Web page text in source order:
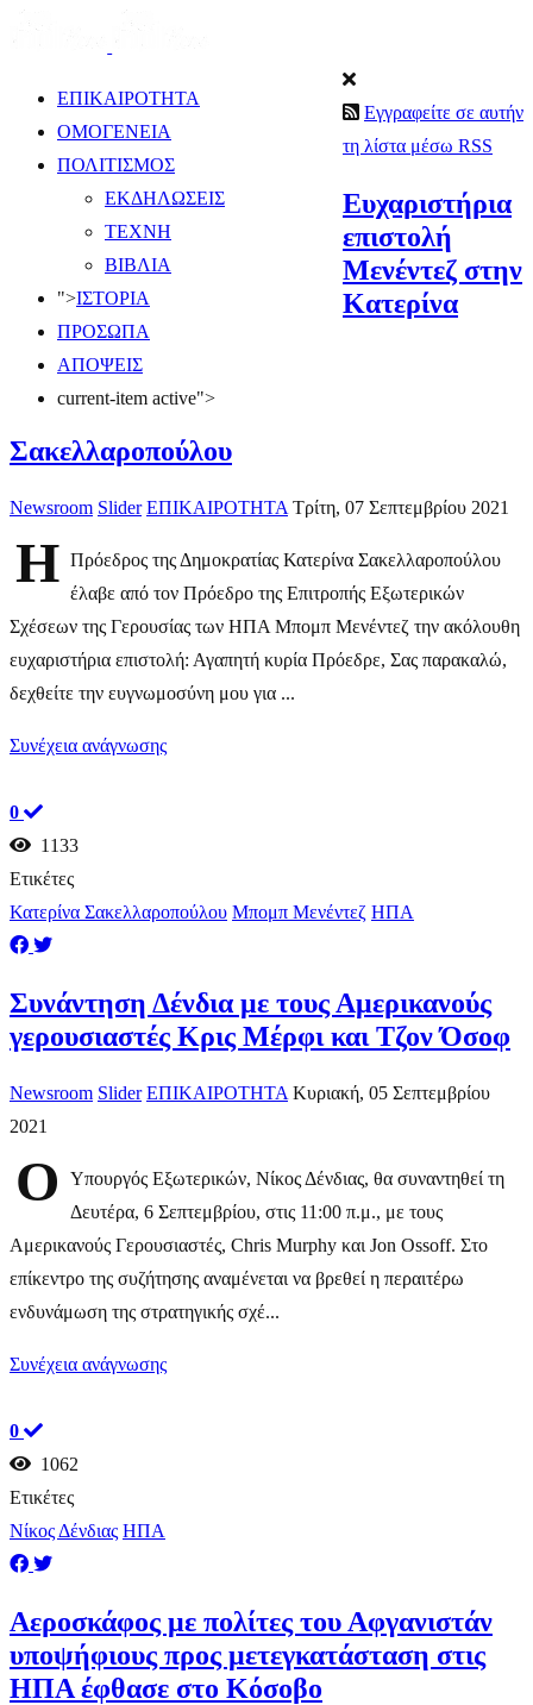
ΕΠΙΚΑΙΡΟΤΗΤΑ
ΟΜΟΓΕΝΕΙΑ
ΠΟΛΙΤΙΣΜΟΣ
ΕΚΔΗΛΩΣΕΙΣ
ΤΕΧΝΗ
ΒΙΒΛΙΑ
">ΙΣΤΟΡΙΑ
ΠΡΟΣΩΠΑ
ΑΠΟΨΕΙΣ
current-item active">
Εγγραφείτε σε αυτήν
τη λίστα μέσω RSS
Ευχαριστήρια
επιστολή
Μενέντεζ στην
Κατερίνα
Σακελλαροπούλου
Newsroom Slider ΕΠΙΚΑΙΡΟΤΗΤΑ Τρίτη, 07 Σεπτεμβρίου 2021
Η Πρόεδρος της Δημοκρατίας Κατερίνα Σακελλαροπούλου
έλαβε από τον Πρόεδρο της Επιτροπής Εξωτερικών
Σχέσεων της Γερουσίας των ΗΠΑ Μπομπ Μενέντεζ την ακόλουθη
ευχαριστήρια επιστολή: Αγαπητή κυρία Πρόεδρε, Σας παρακαλώ,
δεχθείτε την ευγνωμοσύνη μου για ...
Συνέχεια ανάγνωσης
0
1133
Ετικέτες
Κατερίνα Σακελλαροπούλου Μπομπ Μενέντεζ ΗΠΑ
Συνάντηση Δένδια με τους Αμερικανούς
γερουσιαστές Κρις Μέρφι και Τζον Όσοφ
Newsroom Slider ΕΠΙΚΑΙΡΟΤΗΤΑ Κυριακή, 05 Σεπτεμβρίου
2021
Ο
Υπουργός Εξωτερικών, Νίκος Δένδιας, θα συναντηθεί τη
Δευτέρα, 6 Σεπτεμβρίου, στις 11:00 π.μ., με τους
Αμερικανούς Γερουσιαστές, Chris Murphy και Jon Ossoff. Στο
επίκεντρο της συζήτησης αναμένεται να βρεθεί η περαιτέρω
ενδυνάμωση της στρατηγικής σχέ...
Συνέχεια ανάγνωσης
0
1062
Ετικέτες
Νίκος Δένδιας ΗΠΑ
Αεροσκάφος με πολίτες του Αφγανιστάν
υποψήφιους προς μετεγκατάσταση στις
ΗΠΑ έφθασε στο Κόσοβο